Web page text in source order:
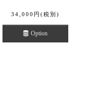
34,000 円 (税別)
Option